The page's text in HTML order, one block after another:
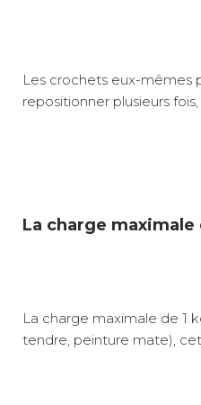
Les crochets eux-mêmes
repositionner plusieurs
La charge
La charge maximale de 1
tendre, peinture mate),